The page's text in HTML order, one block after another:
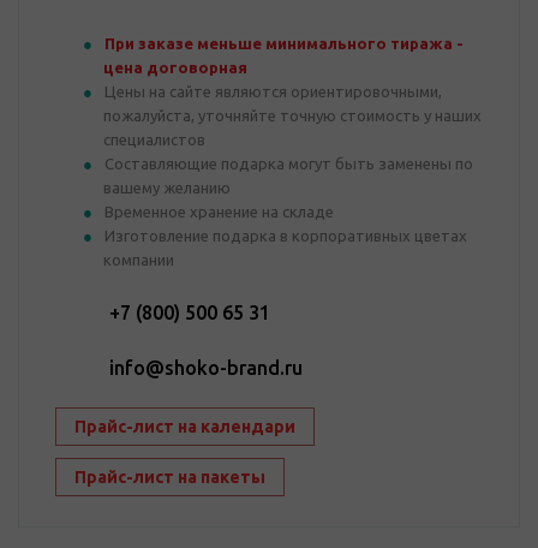
При заказе меньше минимального тиража -
цена договорная
Цены на сайте являются ориентировочными,
пожалуйста, уточняйте точную стоимость у наших
специалистов
Составляющие подарка могут быть заменены по
вашему желанию
Временное хранение на складе
Изготовление подарка в корпоративных цветах
компании
+7 (800) 500 65 31
info@shoko-brand.ru
Прайс-лист на календари
Прайс-лист на пакеты